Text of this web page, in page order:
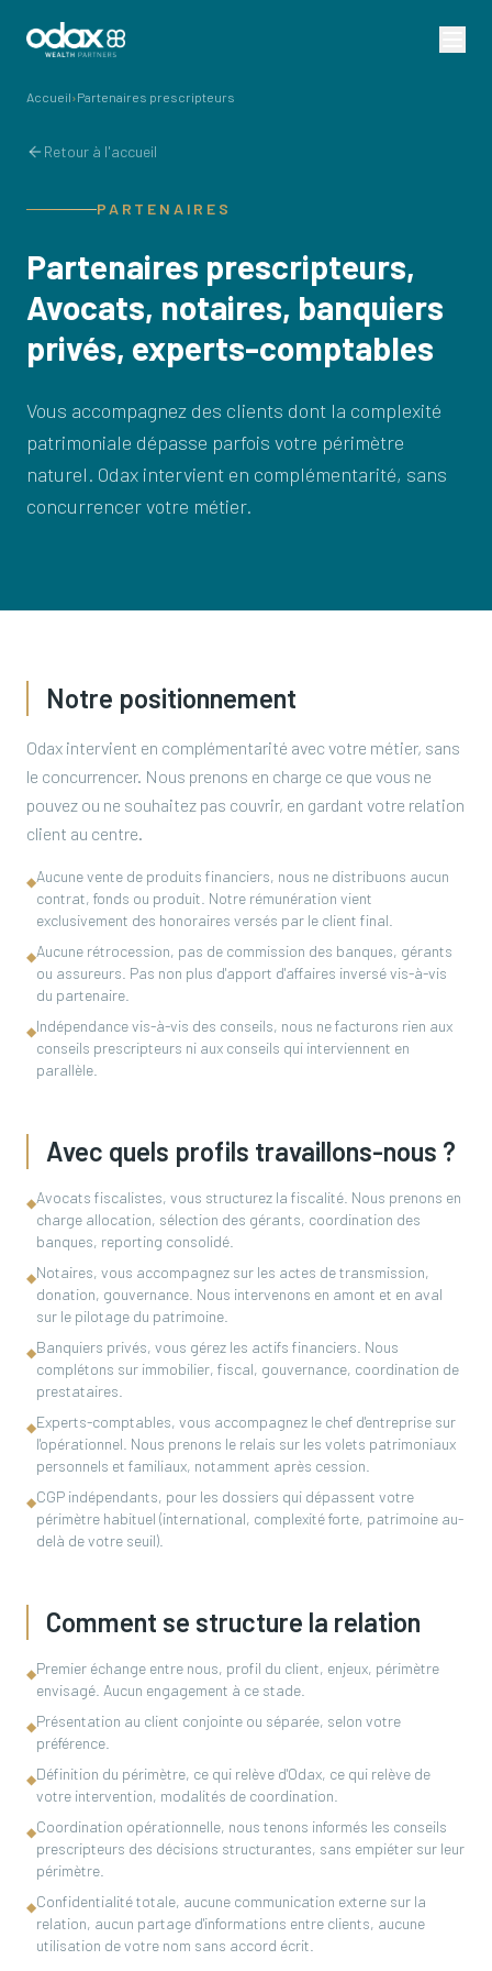
Accueil›Partenaires prescripteurs
Retour à l'accueil
PARTENAIRES
Partenaires prescripteurs,
Avocats, notaires, banquiers
privés, experts-comptables
Vous accompagnez des clients dont la complexité
patrimoniale dépasse parfois votre périmètre
naturel. Odax intervient en complémentarité, sans
concurrencer votre métier.
Notre positionnement
Odax intervient en complémentarité avec votre métier, sans
le concurrencer. Nous prenons en charge ce que vous ne
pouvez ou ne souhaitez pas couvrir, en gardant votre relation
client au centre.
◆Aucune vente de produits financiers, nous ne distribuons aucun
contrat, fonds ou produit. Notre rémunération vient
exclusivement des honoraires versés par le client final.
◆Aucune rétrocession, pas de commission des banques, gérants
ou assureurs. Pas non plus d'apport d'affaires inversé vis-à-vis
du partenaire.
◆Indépendance vis-à-vis des conseils, nous ne facturons rien aux
conseils prescripteurs ni aux conseils qui interviennent en
parallèle.
Avec quels profils travaillons-nous ?
◆Avocats fiscalistes, vous structurez la fiscalité. Nous prenons en
charge allocation, sélection des gérants, coordination des
banques, reporting consolidé.
◆Notaires, vous accompagnez sur les actes de transmission,
donation, gouvernance. Nous intervenons en amont et en aval
sur le pilotage du patrimoine.
◆Banquiers privés, vous gérez les actifs financiers. Nous
complétons sur immobilier, fiscal, gouvernance, coordination de
prestataires.
◆Experts-comptables, vous accompagnez le chef d'entreprise sur
l'opérationnel. Nous prenons le relais sur les volets patrimoniaux
personnels et familiaux, notamment après cession.
◆CGP indépendants, pour les dossiers qui dépassent votre
périmètre habituel (international, complexité forte, patrimoine au-
delà de votre seuil).
Comment se structure la relation
◆Premier échange entre nous, profil du client, enjeux, périmètre
envisagé. Aucun engagement à ce stade.
◆Présentation au client conjointe ou séparée, selon votre
préférence.
◆Définition du périmètre, ce qui relève d'Odax, ce qui relève de
votre intervention, modalités de coordination.
◆Coordination opérationnelle, nous tenons informés les conseils
prescripteurs des décisions structurantes, sans empiéter sur leur
périmètre.
◆Confidentialité totale, aucune communication externe sur la
relation, aucun partage d'informations entre clients, aucune
utilisation de votre nom sans accord écrit.